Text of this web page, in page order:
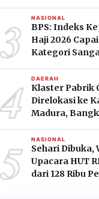
3 NASIONAL
BPS: Indeks
Haji 2026
Kategori
4 DAERAH
Klaster Pabrik
Direlokasi ke
Madura,
5 NASIONAL
Sehari Dibuka,
Upacara HUT
dari 128 Ribu